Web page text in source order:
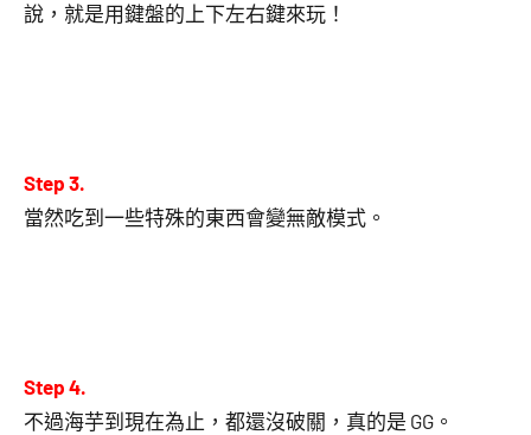
說，就是用鍵盤的上下左右鍵來玩！
Step 3.
當然吃到一些特殊的東西會變無敵模式。
Step 4.
不過海芋到現在為止，都還沒破關，真的是 GG。